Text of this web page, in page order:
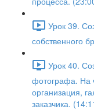
Урок 39.
собственного
Урок 40.
фотографа. На
организация,
заказчика.